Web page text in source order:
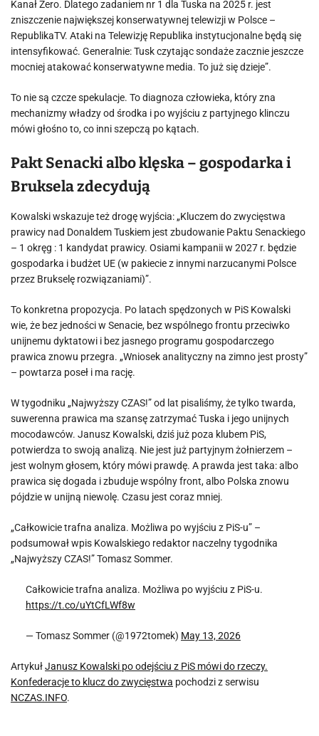
Kanał Zero. Dlatego zadaniem nr 1 dla Tuska na 2025 r. jest
zniszczenie największej konserwatywnej telewizji w Polsce –
RepublikaTV. Ataki na Telewizję Republika instytucjonalne będą się
intensyfikować. Generalnie: Tusk czytając sondaże zacznie jeszcze
mocniej atakować konserwatywne media. To już się dzieje”.
To nie są czcze spekulacje. To diagnoza człowieka, który zna
mechanizmy władzy od środka i po wyjściu z partyjnego klinczu
mówi głośno to, co inni szepczą po kątach.
Pakt Senacki albo klęska – gospodarka i
Bruksela zdecydują
Kowalski wskazuje też drogę wyjścia: „Kluczem do zwycięstwa
prawicy nad Donaldem Tuskiem jest zbudowanie Paktu Senackiego
– 1 okręg : 1 kandydat prawicy. Osiami kampanii w 2027 r. będzie
gospodarka i budżet UE (w pakiecie z innymi narzucanymi Polsce
przez Brukselę rozwiązaniami)”.
To konkretna propozycja. Po latach spędzonych w PiS Kowalski
wie, że bez jedności w Senacie, bez wspólnego frontu przeciwko
unijnemu dyktatowi i bez jasnego programu gospodarczego
prawica znowu przegra. „Wniosek analityczny na zimno jest prosty”
– powtarza poseł i ma rację.
W tygodniku „Najwyższy CZAS!” od lat pisaliśmy, że tylko twarda,
suwerenna prawica ma szansę zatrzymać Tuska i jego unijnych
mocodawców. Janusz Kowalski, dziś już poza klubem PiS,
potwierdza to swoją analizą. Nie jest już partyjnym żołnierzem –
jest wolnym głosem, który mówi prawdę. A prawda jest taka: albo
prawica się dogada i zbuduje wspólny front, albo Polska znowu
pójdzie w unijną niewolę. Czasu jest coraz mniej.
„Całkowicie trafna analiza. Możliwa po wyjściu z PiS-u” –
podsumował wpis Kowalskiego redaktor naczelny tygodnika
„Najwyższy CZAS!” Tomasz Sommer.
Całkowicie trafna analiza. Możliwa po wyjściu z PiS-u.
https://t.co/uYtCfLWf8w
— Tomasz Sommer (@1972tomek) May 13, 2026
ArtykułJanusz Kowalski po odejściu z PiS mówi do rzeczy.
Konfederacje to klucz do zwycięstwa pochodzi z serwisu
NCZAS.INFO.